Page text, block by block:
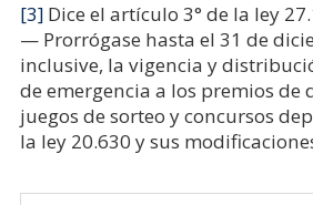
[3]Dice el artículo 3° de la ley
— Prorrógase hasta el 31 de
inclusive, la vigencia y
de emergencia a los premios de
juegos de sorteo y concursos
la ley 20.630 y sus